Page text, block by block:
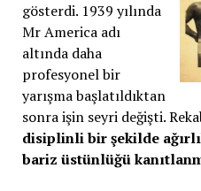
gösterdi. 1939 yılında
Mr America adı
altında daha
profesyonel bir
yarışma başlatıldıktan
sonra işin seyri değişti.
disiplinli bir şekilde
bariz üstünlüğü